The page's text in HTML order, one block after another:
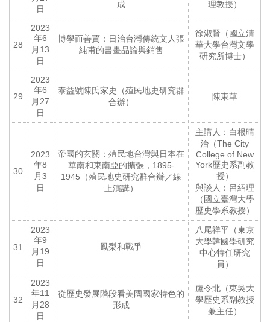
日
成
理教授）
28
2023
年6
月13
日
博學而善賈：日治台灣傳統文人張
純甫的書畫品論與銷售
徐淑賢（國立清
華大學台灣文學
研究所博士）
29
2023
年6
月27
日
泰益號陳氏家史（殖民地史研究群
合辦）
陳東華
30
2023
年8
月3
日
帝國的玄關：殖民地台灣與日本在
華南和東南亞的擴張，1895-
1945（殖民地史研究群合辦／線
上演講）
主講人：白根晴
治（The City
College of New
York歷史系副教
授）
與談人：呂紹理
（國立臺灣大學
歷史學系教授）
31
2023
年9
月19
日
鳳梨和戰爭
八尾祥平（東京
大學韓國學研究
中心特任研究
員）
32
2023
年11
月28
日
從歷史發展階段看美國國家特色的
形成
盧令北（東吳大
學歷史系副教授
兼主任）